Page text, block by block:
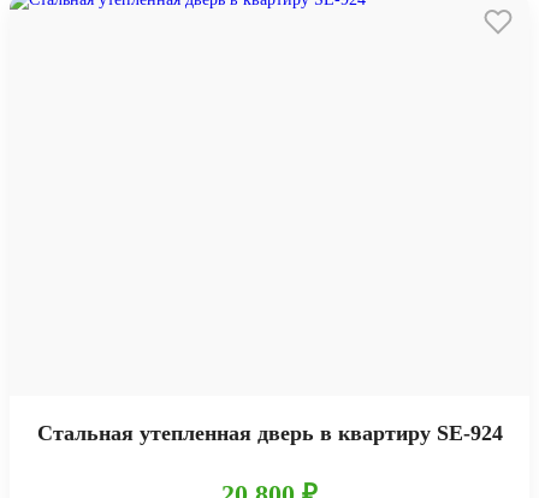
Стальная утепленная дверь в квартиру SE-924